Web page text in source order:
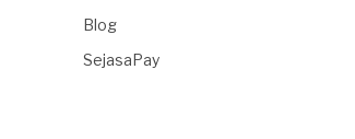
Blog
SejasaPay